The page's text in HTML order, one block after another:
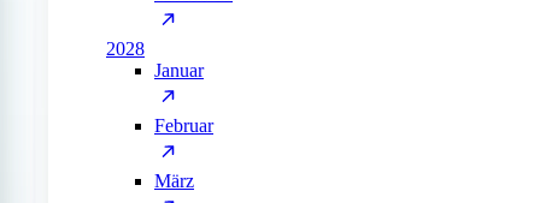
2028
Januar
Februar
März